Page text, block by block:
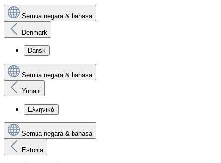
Semua negara & bahasa
Denmark
Dansk
Semua negara & bahasa
Yunani
Ελληνικά
Semua negara & bahasa
Estonia